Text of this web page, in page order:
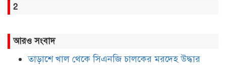
2
আরও সংবাদ
তাড়াশে খাল থেকে সিএনজি চালকের মরদেহ উদ্ধার